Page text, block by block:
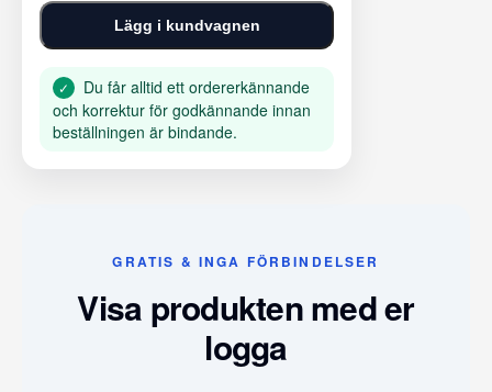
Lägg i kundvagnen
✓
Du får alltid ett ordererkännande
och korrektur för godkännande innan
beställningen är bindande.
GRATIS & INGA FÖRBINDELSER
Visa produkten med er
logga